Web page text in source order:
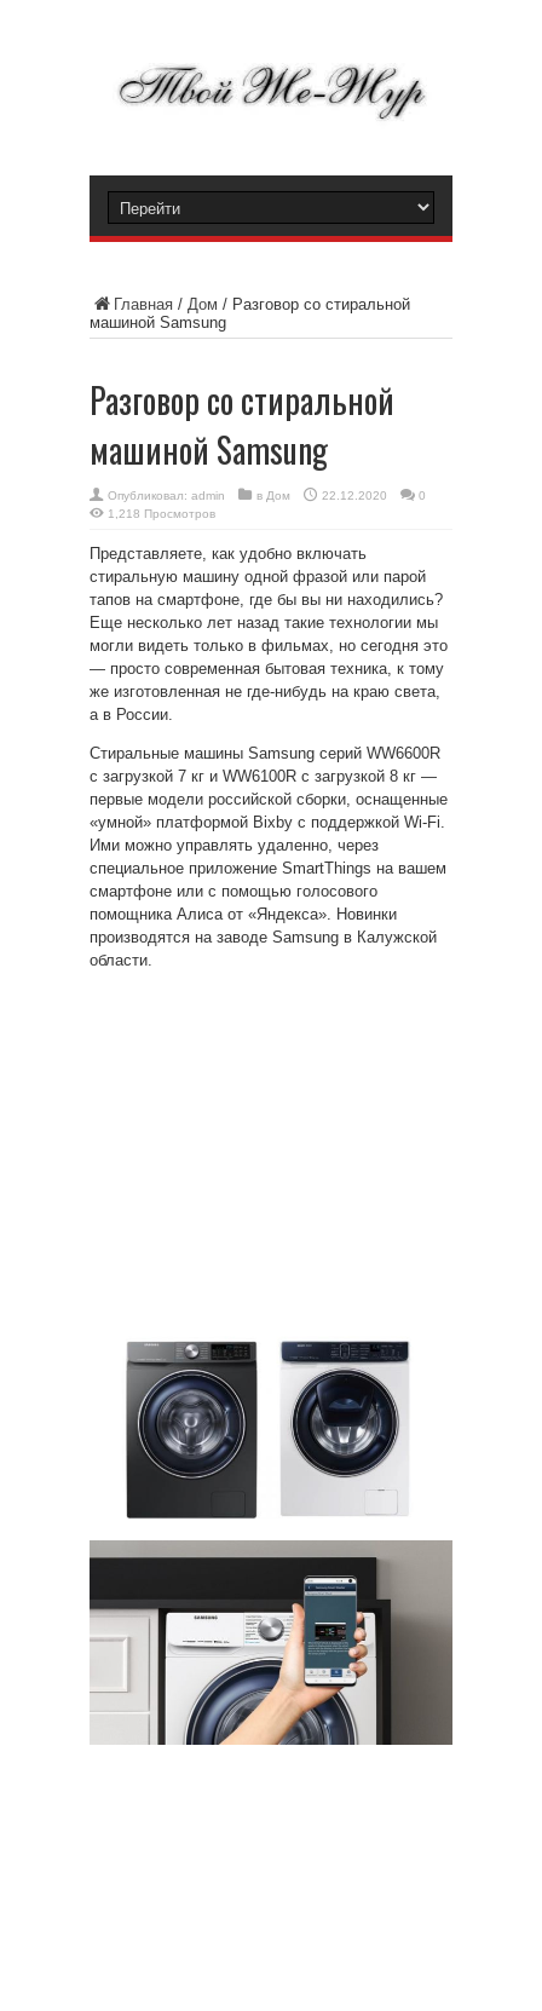
Главная / Дом / Разговор со стиральной
машиной Samsung
Разговор со стиральной
машиной Samsung
Опубликовал: admin в Дом 22.12.2020
0
1,218 Просмотров
Представляете, как удобно включать
стиральную машину одной фразой или парой
тапов на смартфоне, где бы вы ни находились?
Еще несколько лет назад такие технологии мы
могли видеть только в фильмах, но сегодня это
— просто современная бытовая техника, к тому
же изготовленная не где-нибудь на краю света,
а в России.
Стиральные машины Samsung серий WW6600R
c загрузкой 7 кг и WW6100R с загрузкой 8 кг —
первые модели российской сборки, оснащенные
«умной» платформой Bixby с поддержкой Wi-Fi.
Ими можно управлять удаленно, через
специальное приложение SmartThings на вашем
смартфоне или с помощью голосового
помощника Алиса от «Яндекса». Новинки
производятся на заводе Samsung в Калужской
области.